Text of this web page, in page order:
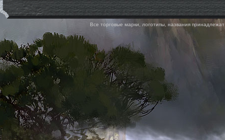
Все торговые марки, логотипы, названия